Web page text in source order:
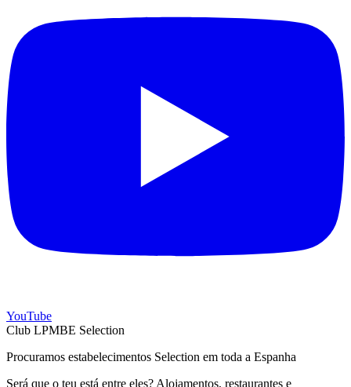
YouTube
Club LPMBE Selection
Procuramos estabelecimentos Selection em toda a Espanha
Será que o teu está entre eles? Alojamentos, restaurantes e